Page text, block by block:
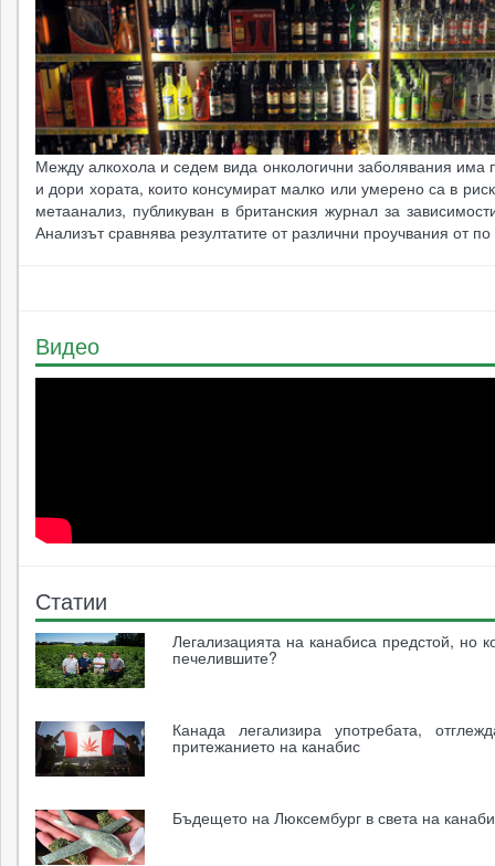
Между алкохола и седем вида онкологични заболявания има
и дори хората, които консумират малко или умерено са в
метаанализ, публикуван в британския журнал за
Анализът сравнява резултатите от различни проучвания от по
Видео
Статии
Легализацията на канабиса предстой, но
печелившите?
Канада легализира употребата,
притежанието на канабис
Бъдещето на Люксембург в света на